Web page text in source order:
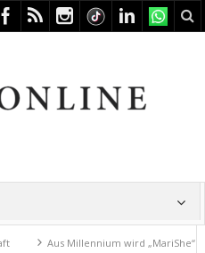
Aus Millennium wird „MariShe“